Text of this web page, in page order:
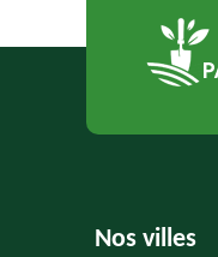
Nos villes